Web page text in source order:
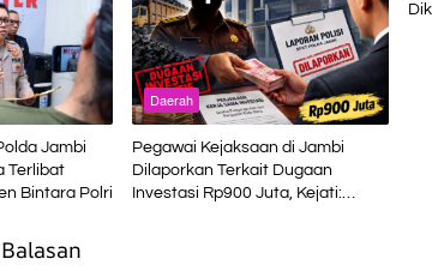
Jambi
Terlibat
Bintara Polri
Daerah
Pegawai Kejaksaan di Jambi
Dilaporkan Terkait Dugaan
Investasi Rp900 Juta, Kejati: